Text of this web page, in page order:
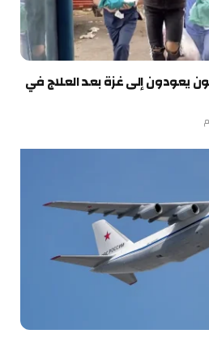
يعودون إلى غزة بعد العلاج في